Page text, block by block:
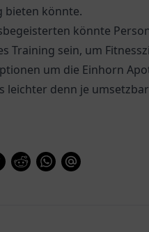
bieten könnte.
könnte
Training sein, um
um die Einhorn
leichter denn je